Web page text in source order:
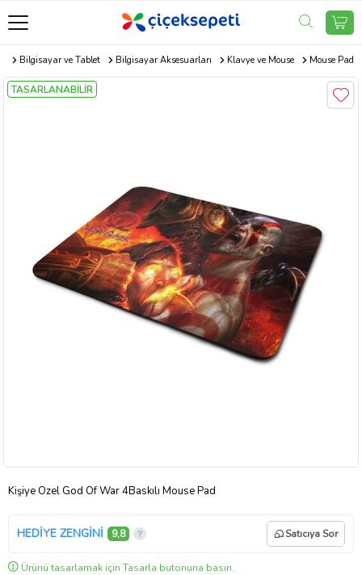
Bilgisayar ve Tablet Bilgisayar Aksesuarları Klavye ve Mouse Mouse Pad
TASARLANABİLİR
Kişiye Özel God Of War 4Baskılı Mouse Pad
HEDİYE ZENGİNİ 9,8 Satıcıya Sor
Ürünü tasarlamak için Tasarla butonuna basın.